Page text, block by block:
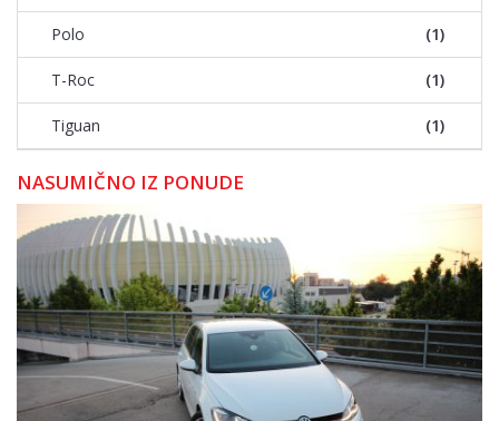
Polo (1)
T-Roc (1)
Tiguan (1)
NASUMIČNO IZ PONUDE